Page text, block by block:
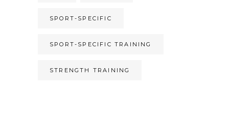
SPORT-SPECIFIC
SPORT-SPECIFIC TRAINING
STRENGTH TRAINING